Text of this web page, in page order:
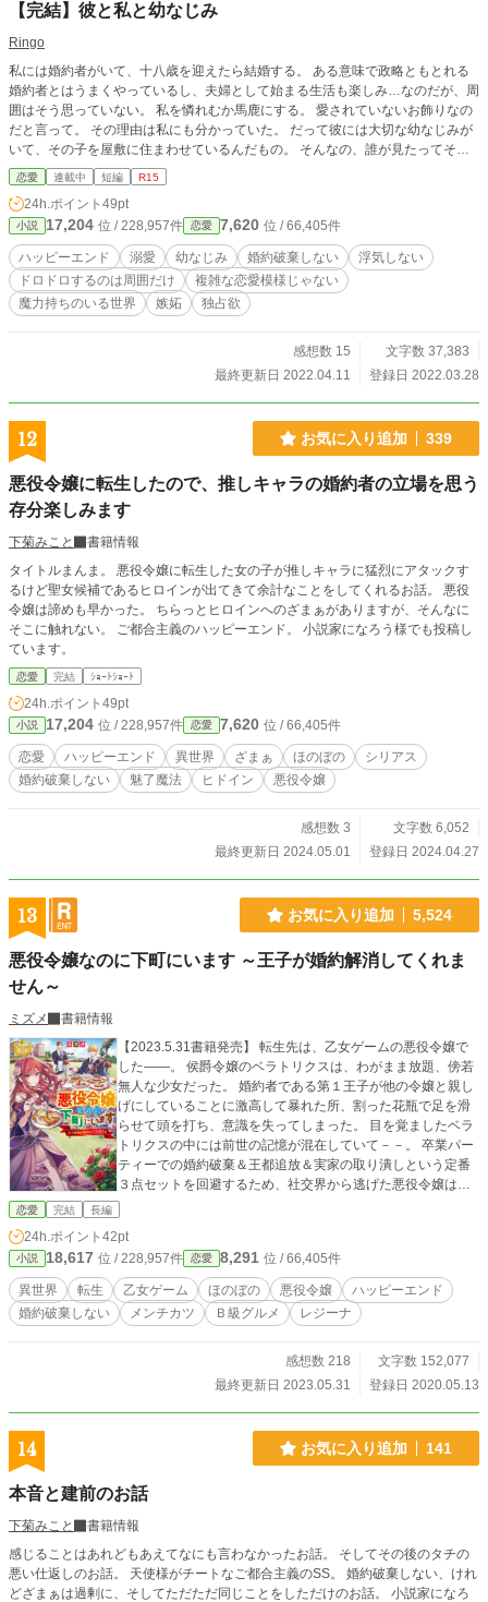
【完結】彼と私と幼なじみ
Ringo
私には婚約者がいて、十八歳を迎えたら結婚する。 ある意味で政略ともとれる
婚約者とはうまくやっているし、夫婦として始まる生活も楽しみ…なのだが、周
囲はそう思っていない。 私を憐れむか馬鹿にする。 愛されていないお飾りなの
だと言って。 その理由は私にも分かっていた。 だって彼には大切な幼なじみが
いて、その子を屋敷に住まわせているんだもの。 そんなの、誰が見たってそう
思うわよね。 ※本編三話+番外編四話 (執筆&公開予約設定済みです) ※シリアス
も好物ですが、たまには頭を空っぽにしたくなる。 ※タグで大筋のネタバレ三
昧。 ※R18命の作者にしては珍しく抑え気味♡ ※念のためにR15はしておきま
す。
恋愛 連載中 短編 R15
24h.ポイント 49pt
小説 17,204 位 / 228,957件 恋愛 7,620 位 / 66,405件
ハッピーエンド 溺愛 幼なじみ 婚約破棄しない
浮気しない
ドロドロするのは周囲だけ
複雑な恋愛模様じゃない
魔力持ちのいる世界
嫉妬 独占欲
感想数 15
文字数 37,383
最終更新日 2022.04.11
登録日 2022.03.28
12 お気に入り追加 339
悪役令嬢に転生したので、推しキャラの婚約者の立場を思う
存分楽しみます
下菊みこと
書籍情報
タイトルまんま。 悪役令嬢に転生した女の子が推しキャラに猛烈にアタックす
るけど聖女候補であるヒロインが出てきて余計なことをしてくれるお話。 悪役
令嬢は諦めも早かった。 ちらっとヒロインへのざまぁがありますが、そんなに
そこに触れない。 ご都合主義のハッピーエンド。 小説家になろう様でも投稿し
ています。
恋愛 完結 ｼｮｰﾄｼｮｰﾄ
24h.ポイント 49pt
小説 17,204 位 / 228,957件 恋愛 7,620 位 / 66,405件
恋愛 ハッピーエンド 異世界 ざまぁ ほのぼの
シリアス
婚約破棄しない
魅了魔法 ヒドイン 悪役令嬢
感想数 3
文字数 6,052
最終更新日 2024.05.01
登録日 2024.04.27
13 お気に入り追加 5,524
悪役令嬢なのに下町にいます ～王子が婚約解消してくれま
せん～
ミズメ
書籍情報
【2023.5.31書籍発売】 転生先は、乙女ゲームの悪役令嬢で
した——。 侯爵令嬢のベラトリクスは、わがまま放題、傍若
無人な少女だった。 婚約者である第１王子が他の令嬢と親し
げにしていることに激高して暴れた所、割った花瓶で足を滑
らせて頭を打ち、意識を失ってしまった。 目を覚ましたベラ
トリクスの中には前世の記憶が混在していて－－。 卒業パー
ティーでの婚約破棄＆王都追放＆実家の取り潰しという定番
３点セットを回避するため、社交界から逃げた悪役令嬢は、
王都の下町で、メンチカツに出会ったのだった。 ○『モブな
も読んでいただけます。 ○転生悪役令嬢が婚約解消と断罪回
避のために奮闘？しながら、下町食堂の美味しいものに夢中
になったり、逆に婚約者に興味を持たれたりしてしまうお
話。
恋愛 完結 長編
24h.ポイント 42pt
小説 18,617 位 / 228,957件 恋愛 8,291 位 / 66,405件
異世界 転生 乙女ゲーム ほのぼの 悪役令嬢
ハッピーエンド
婚約破棄しない
メンチカツ Ｂ級グルメ レジーナ
感想数 218
文字数 152,077
最終更新日 2023.05.31
登録日 2020.05.13
14 お気に入り追加 141
本音と建前のお話
下菊みこと
書籍情報
感じることはあれどもあえてなにも言わなかったお話。 そしてその後のタチの
悪い仕返しのお話。 天使様がチートなご都合主義のSS。 婚約破棄しない、けれ
どざまぁは過剰に、そしてただただ同じことをしただけのお話。 小説家になろ